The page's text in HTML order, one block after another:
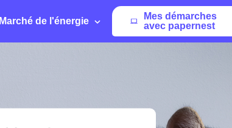
Marché de l'énergie
Mes démarches
avec papernest